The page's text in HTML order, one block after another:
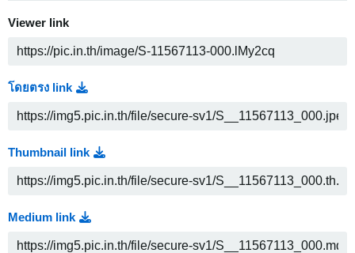
Viewer link
โดยตรง link
Thumbnail link
Medium link